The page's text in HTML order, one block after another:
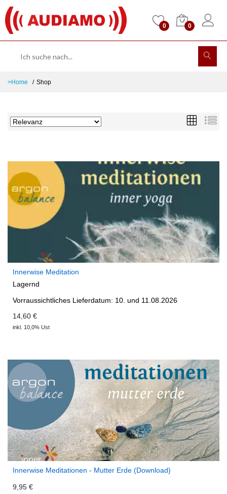
0 0
>Home Shop
Innerwise Meditation
Lagernd
Vorraussichtliches Lieferdatum: 10. und 11.08.2026
14,60 €
inkl. 10,0% Ust
Innerwise Meditationen - Mutter Erde (Download)
9,95 €